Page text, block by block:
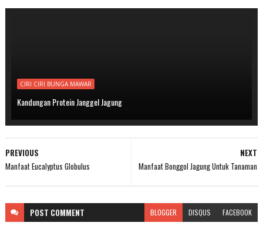
CIRI CIRI BUNGA MAWAR
Kandungan Protein Janggel Jagung
NEXT
Manfaat Bonggol Jagung Untuk Tanaman
PREVIOUS
Manfaat Eucalyptus Globulus
POST COMMENT BLOGGER DISQUS FACEBOOK